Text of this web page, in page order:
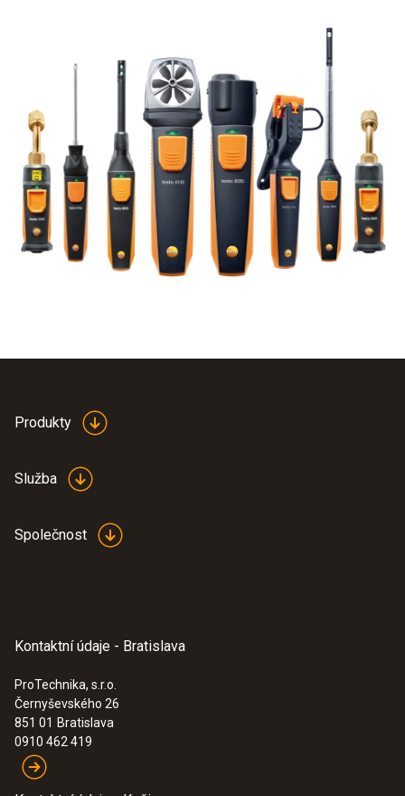
Produkty
Služba
Společnost
Kontaktní údaje - Bratislava
ProTechnika, s.r.o.
Černyševského 26
851 01 Bratislava
0910 462 419